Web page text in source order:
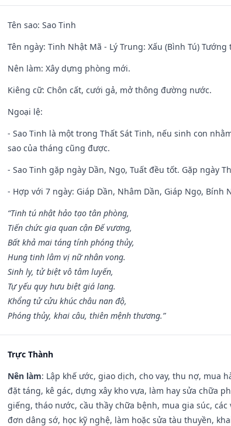
Tên sao: Sao Tinh
Tên ngày: Tinh Nhật Mã - Lý Trung: Xấu (Bình Tú)
Nên làm: Xây dựng phòng mới.
Kiêng cữ: Chôn cất, cưới gả, mở thông đường nước.
Ngoại lệ:
- Sao Tinh là một trong Thất Sát Tinh, nếu sinh con
sao của tháng cũng được.
- Sao Tinh gặp ngày Dần, Ngọ, Tuất đều tốt. Gặp ngày
- Hợp với 7 ngày: Giáp Dần, Nhâm Dần, Giáp Ngọ, Bính
“Tinh tú nhật hảo tạo tân phòng,
Tiến chức gia quan cận Đế vương,
Bất khả mai táng tính phóng thủy,
Hung tinh lâm vị nữ nhân vong.
Sinh ly, tử biệt vô tâm luyến,
Tự yếu quy hưu biệt giá lang.
Khổng tử cửu khúc châu nan độ,
Phóng thủy, khai câu, thiên mệnh thương.”
Trực Thành
Nên làm: Lập khế ước, giao dịch, cho vay, thu nợ, mua
đặt táng, kê gác, dựng xây kho vựa, làm hay sửa chữa
giếng, tháo nước, cầu thầy chữa bệnh, mua gia súc,
đơn dâng sớ, học kỹ nghệ, làm hoặc sửa tàu thuyền,